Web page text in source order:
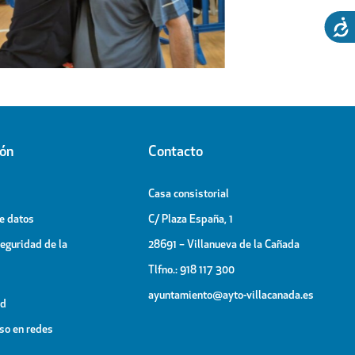
Patronales
datos
de la
en redes
Contacto
Casa consistorial
C/ Plaza España, 1
28691 – Villanueva de la Cañada
Tlfno.: 918 117 300
ayuntamiento@ayto-villacanada.es